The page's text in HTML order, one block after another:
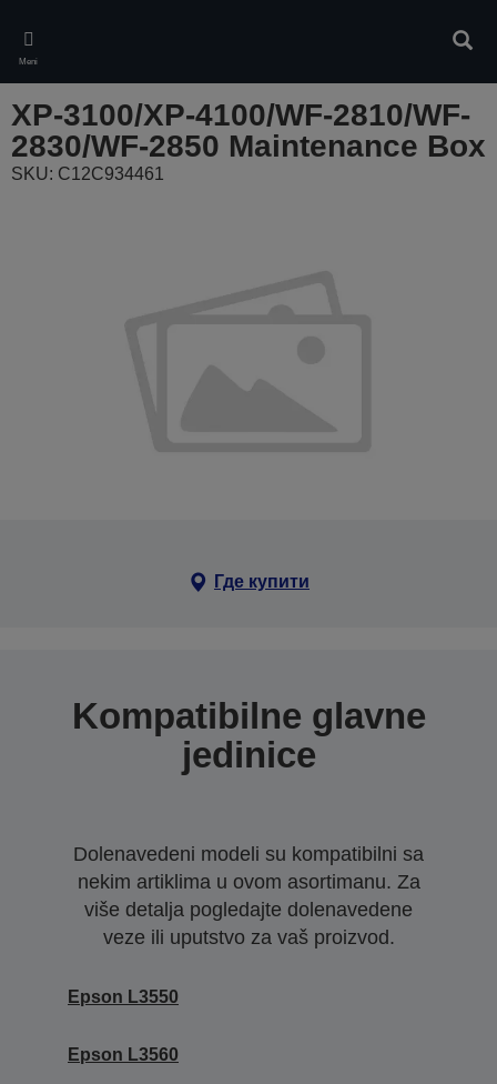
main
content
Meni
XP-3100/XP-4100/WF-2810/WF-
2830/WF-2850 Maintenance Box
SKU: C12C934461
Где купити
Kompatibilne glavne
jedinice
Dolenavedeni modeli su kompatibilni sa
nekim artiklima u ovom asortimanu. Za
više detalja pogledajte dolenavedene
veze ili uputstvo za vaš proizvod.
Epson L3550
Epson L3560